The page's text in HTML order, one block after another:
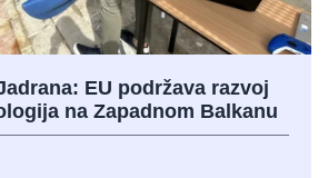
EU podržava razvoj
na Zapadnom Balkanu